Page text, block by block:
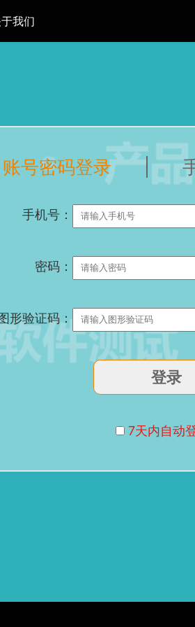
我们
账号密码登录
手机号：
密码：
形验证码：
7天内自动